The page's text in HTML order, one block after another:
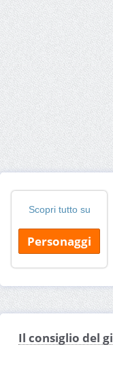
Scopri tutto su
Personaggi
Il consiglio del